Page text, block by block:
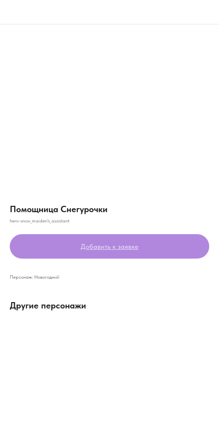
Помощница Снегурочки
hero-snow_maiden's_assistant
Добавить к заявке
Персонаж: Новогодний
Другие персонажи